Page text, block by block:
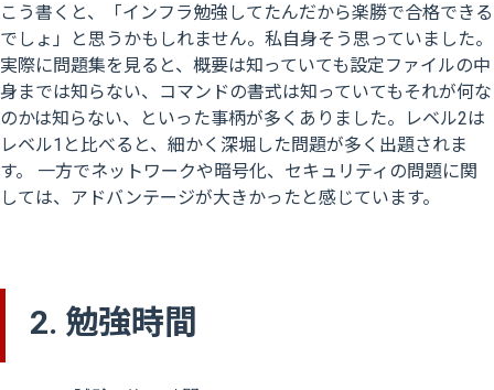
こう書くと、「インフラ勉強してたんだから楽勝で合格できる
でしょ」と思うかもしれません。私自身そう思っていました。
実際に問題集を見ると、概要は知っていても設定ファイルの中
身までは知らない、コマンドの書式は知っていてもそれが何な
のかは知らない、といった事柄が多くありました。レベル2は
レベル1と比べると、細かく深堀した問題が多く出題されま
す。 一方でネットワークや暗号化、セキュリティの問題に関
しては、アドバンテージが大きかったと感じています。
2. 勉強時間